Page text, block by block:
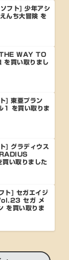
フト] 少年アシ
んち大冒険 を
THE WAY TO
買い取りまし
] 東亜プラン
1 を買い取りま
グラディウス
い取りました
] セガエイジ
セガ メ
を買い取りま